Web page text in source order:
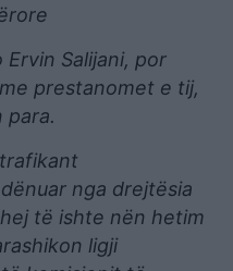
Salijani, por
prestanomet e tij,
para.
nga drejtësia
të ishte nën hetim
ligji